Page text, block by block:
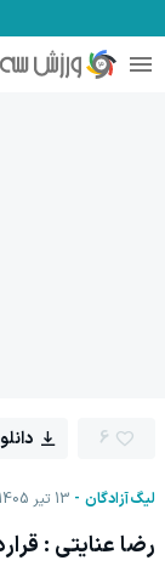
لیگ آزادگان 13 تیر 1405 ساعت 06:11
6
رضا عنایتی :